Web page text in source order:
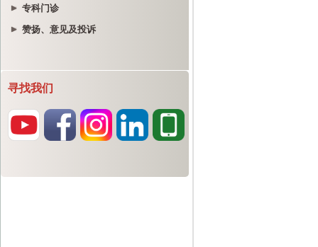
专科门诊
赞扬、意见及投诉
寻找我们